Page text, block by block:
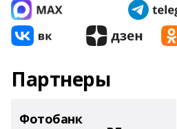
Партнеры
Фотобанк